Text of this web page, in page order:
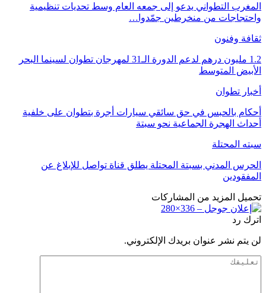
المغرب التطواني يدعو إلى جمعه العام وسط تحديات تنظيمية
واحتجاجات من منخرطين جمّدوا…
ثقافة وفنون
1.2 مليون درهم لدعم الدورة الـ31 لمهرجان تطوان لسينما البحر
الأبيض المتوسط
أخبار تطوان
أحكام بالحبس في حق سائقي سيارات أجرة بتطوان على خلفية
أحداث الهجرة الجماعية نحو سبتة
سبته المحتلة
الحرس المدني بسبتة المحتلة يطلق قناة تواصل للإبلاغ عن
المفقودين
تحميل المزيد من المشاركات
اترك رد
لن يتم نشر عنوان بريدك الإلكتروني.